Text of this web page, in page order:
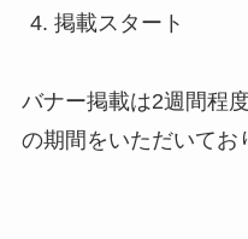
掲載スタート
バナー掲載は2週間程
の期間をいただいてお